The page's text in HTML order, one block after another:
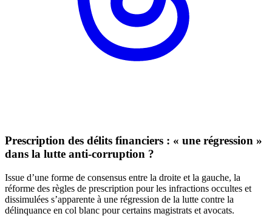
Prescription des délits financiers : « une régression »
dans la lutte anti-corruption ?
Issue d’une forme de consensus entre la droite et la gauche, la
réforme des règles de prescription pour les infractions occultes et
dissimulées s’apparente à une régression de la lutte contre la
délinquance en col blanc pour certains magistrats et avocats.